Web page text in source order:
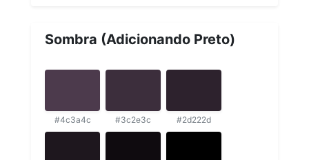
Sombra (Adicionando Preto)
#4c3a4c #3c2e3c #2d222d